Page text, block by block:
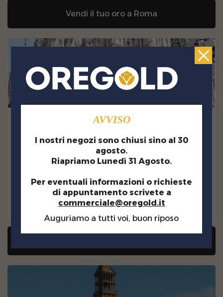
Vendi il tuo oro a Roma
Piazza Fontana, 6
20122 Milano (MI)
Vedi su mappa
Contattaci al numero
02.7210.5363
Lun/Ven - 9.00/17.00
AVVISO
I nostri negozi sono chiusi sino al 30
agosto.
Riapriamo Lunedì 31 Agosto.
Per eventuali informazioni o richieste
di appuntamento scrivete a
commerciale@oregold.it
Auguriamo a tutti voi, buon riposo